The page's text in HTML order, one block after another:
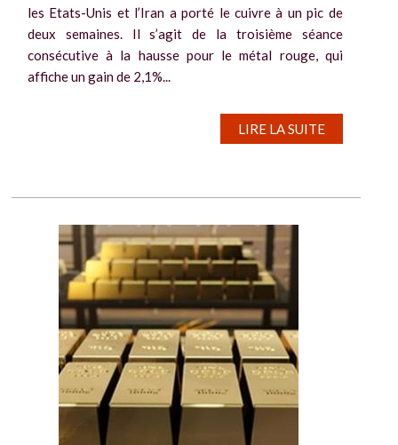
les Etats-Unis et l’Iran a porté le cuivre à un pic de
deux semaines. Il s’agit de la troisième séance
consécutive à la hausse pour le métal rouge, qui
affiche un gain de 2,1%...
LIRE LA SUITE